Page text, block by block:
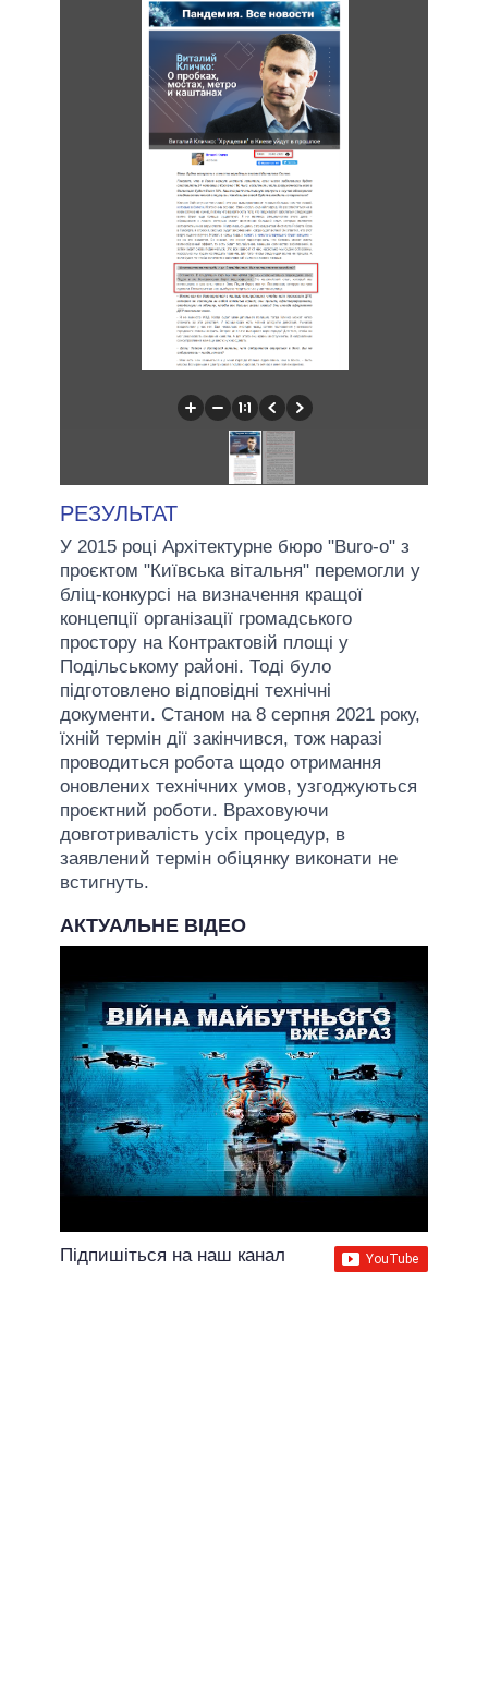
РЕЗУЛЬТАТ
У 2015 році Архітектурне бюро "Buro-o" з
проєктом "Київська вітальня" перемогли у
бліц-конкурсі на визначення кращої
концепції організації громадського
простору на Контрактовій площі у
Подільському районі. Тоді було
підготовлено відповідні технічні
документи. Станом на 8 серпня 2021 року,
їхній термін дії закінчився, тож наразі
проводиться робота щодо отримання
оновлених технічних умов, узгоджуються
проєктний роботи. Враховуючи
довготривалість усіх процедур, в
заявлений термін обіцянку виконати не
встигнуть.
АКТУАЛЬНЕ ВІДЕО
Підпишіться на наш канал